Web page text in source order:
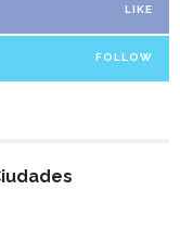
LIKE
FOLLOW